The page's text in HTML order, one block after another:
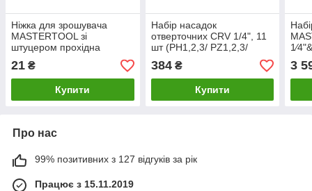
Ніжка для зрошувача
MASTERTOOL зі
штуцером прохідна
1⁄2"-5⁄8"-3⁄4" 92-9136
21 ₴
Купити
Набір насадок
отверточних CRV 1/4", 11
шт (PH1,2,3/ PZ1,2,3/
H3,4,5,6,7) MASTERTOOL
78-1401
384₴
Купити
10-
5111
3
Про нас
99% позитивних з 127 відгуків за рік
Працює з 15.11.2019